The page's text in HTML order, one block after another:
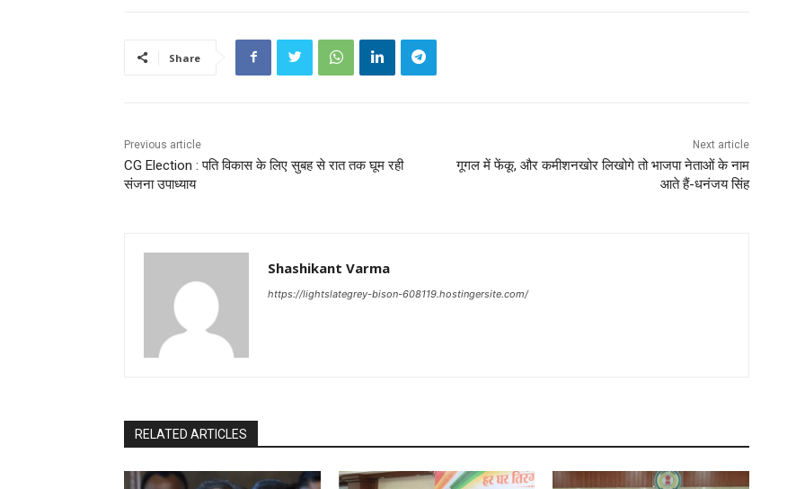
Share
Previous article
CG Election : पति विकास के लिए सुबह से रात तक घूम रही
संजना उपाध्याय
Next article
गूगल में फेंकू, और कमीशनखोर लिखोगे तो भाजपा नेताओं के नाम
आते हैं-धनंजय सिंह
Shashikant Varma
https://lightslategrey-bison-608119.hostingersite.com/
RELATED ARTICLES